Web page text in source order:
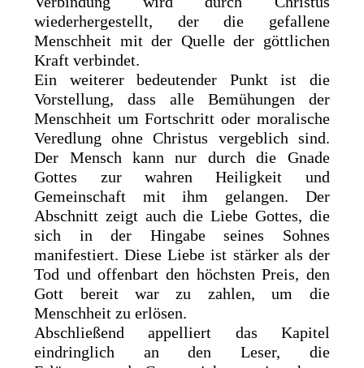
wiederhergestellt, der die gefallene
Menschheit mit der Quelle der göttlichen
Kraft verbindet.
Ein weiterer bedeutender Punkt ist die
Vorstellung, dass alle Bemühungen der
Menschheit um Fortschritt oder moralische
Veredlung ohne Christus vergeblich sind.
Der Mensch kann nur durch die Gnade
Gottes zur wahren Heiligkeit und
Gemeinschaft mit ihm gelangen. Der
Abschnitt zeigt auch die Liebe Gottes, die
sich in der Hingabe seines Sohnes
manifestiert. Diese Liebe ist stärker als der
Tod und offenbart den höchsten Preis, den
Gott bereit war zu zahlen, um die
Menschheit zu erlösen.
Abschließend appelliert das Kapitel
eindringlich an den Leser, die